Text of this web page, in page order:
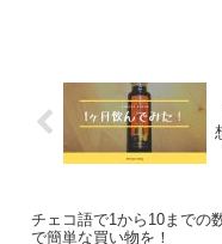
チェコ語で1から10までの
で簡単な買い物を！